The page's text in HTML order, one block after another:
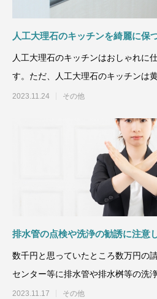
人工大理石のキッチンを綺麗に保
人工大理石のキッチンはおしゃれに
す。ただ、人工大理石のキッチンは
すいなどの特徴もありま
2023.11.24 その他
排水管の点検や洗浄の勧誘に注意
数千円と思っていたところ数万円の
センター等に排水管や排水桝等の洗
数寄せられてお
2023.11.17 その他